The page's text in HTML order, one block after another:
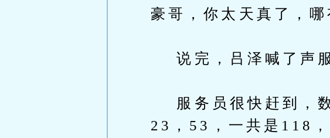
豪哥，你太天真了，
说完，吕泽喊了声服
服务员很快赶到，数
23，53，一共是118